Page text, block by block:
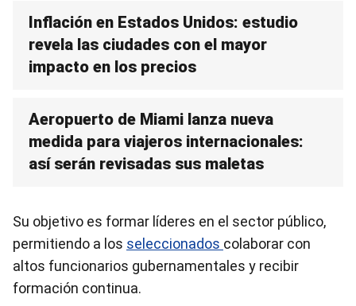
Inflación en Estados Unidos: estudio
revela las ciudades con el mayor
impacto en los precios
Aeropuerto de Miami lanza nueva
medida para viajeros internacionales:
así serán revisadas sus maletas
Su objetivo es formar líderes en el sector público,
permitiendo a los seleccionados colaborar con
altos funcionarios gubernamentales y recibir
formación continua.